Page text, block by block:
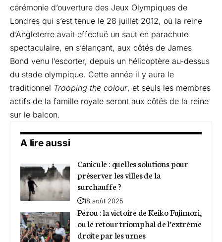
cérémonie d’ouverture des Jeux Olympiques de
Londres qui s’est tenue le 28 juillet 2012, où la reine
d’Angleterre avait effectué un saut en parachute
spectaculaire, en s’élançant, aux côtés de James
Bond venu l’escorter, depuis un hélicoptère au-dessus
du stade olympique. Cette année il y aura le
traditionnel Trooping the colour, et seuls les membres
actifs de la famille royale seront aux côtés de la reine
sur le balcon.
A lire aussi
Canicule : quelles solutions pour
préserver les villes de la
surchauffe ?
18 août 2025
Pérou : la victoire de Keiko Fujimori,
ou le retour triomphal de l’extrême
droite par les urnes